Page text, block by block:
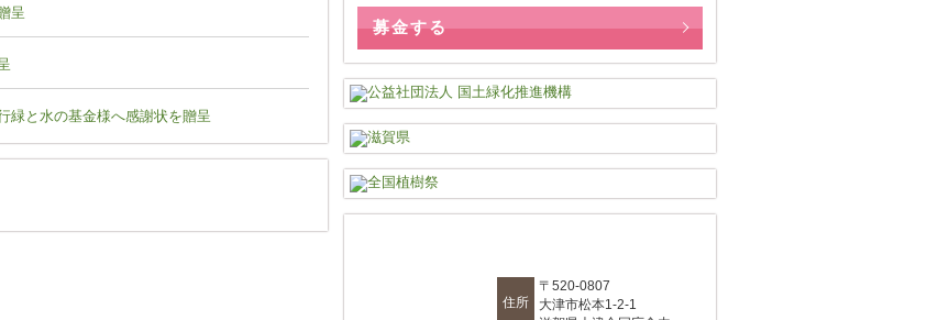
呈
緑と水の基金様へ感謝状を贈呈
募金する
住所
〒520-0807
大津市松本1-2-1